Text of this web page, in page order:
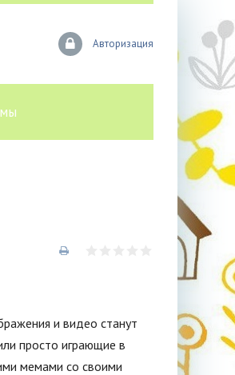
Авторизация
и видео станут
просто играющие в
мемами со своими